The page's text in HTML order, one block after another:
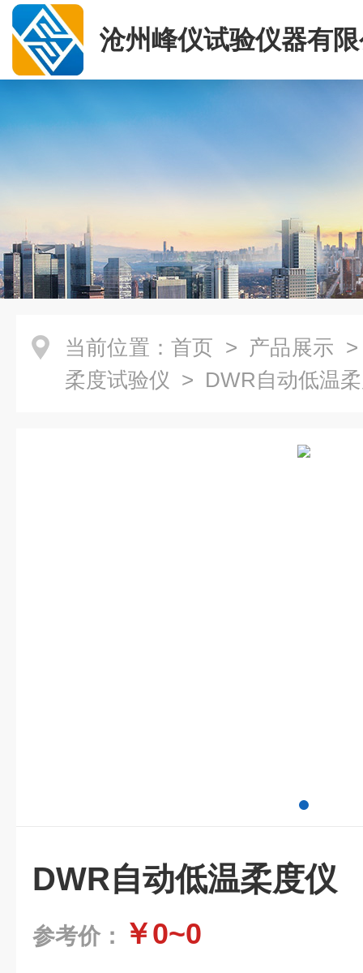
沧州峰仪试验仪器有
当前位置： 首页 > 产品展示
柔度试验仪 > DWR自动低温
DWR自动低温柔度仪
参考价： ￥0~0